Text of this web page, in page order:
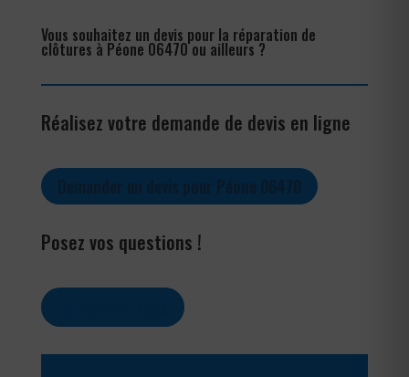
Vous souhaitez un devis pour la réparation de
clôtures à Péone 06470 ou ailleurs ?
Réalisez votre demande de devis en ligne
Posez vos questions !